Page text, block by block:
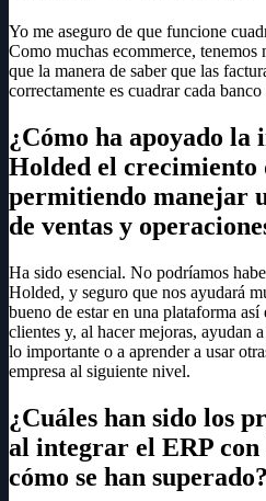
Yo me aseguro de que funcione
Como muchas ecommerce, tenemos
que la manera de saber que las
correctamente es cuadrar cada banco
¿Cómo ha apoyado la
Holded el crecimiento
permitiendo manejar
de ventas y
Ha sido esencial. No podríamos
Holded, y seguro que nos ayudará
bueno de estar en una plataforma
clientes y, al hacer mejoras, ayudan
lo importante o a aprender a usar
empresa al siguiente nivel.
¿Cuáles han sido los
al integrar el ERP con
cómo se han superado?